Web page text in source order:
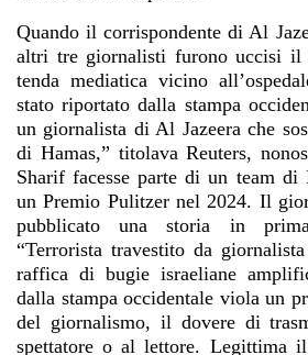
Quando il corrispondente di Al
altri tre giornalisti furono uccisi il
tenda mediatica vicino
stato riportato dalla stampa
un giornalista di Al Jazeera che
di Hamas,” titolava Reuters,
Sharif facesse parte di un team di
un Premio Pulitzer nel 2024. Il
pubblicato una storia in
“Terrorista travestito da
raffica di bugie israeliane
dalla stampa occidentale viola un
del giornalismo, il dovere di
spettatore o al lettore. Legittima il